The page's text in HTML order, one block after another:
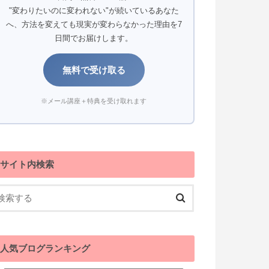
"変わりたいのに変われない"が続いているあなた
へ、方法を変えても現実が変わらなかった理由を7
日間でお届けします。
無料で受け取る
※メール講座＋特典を受け取れます
サイト内検索
人気ブログランキング